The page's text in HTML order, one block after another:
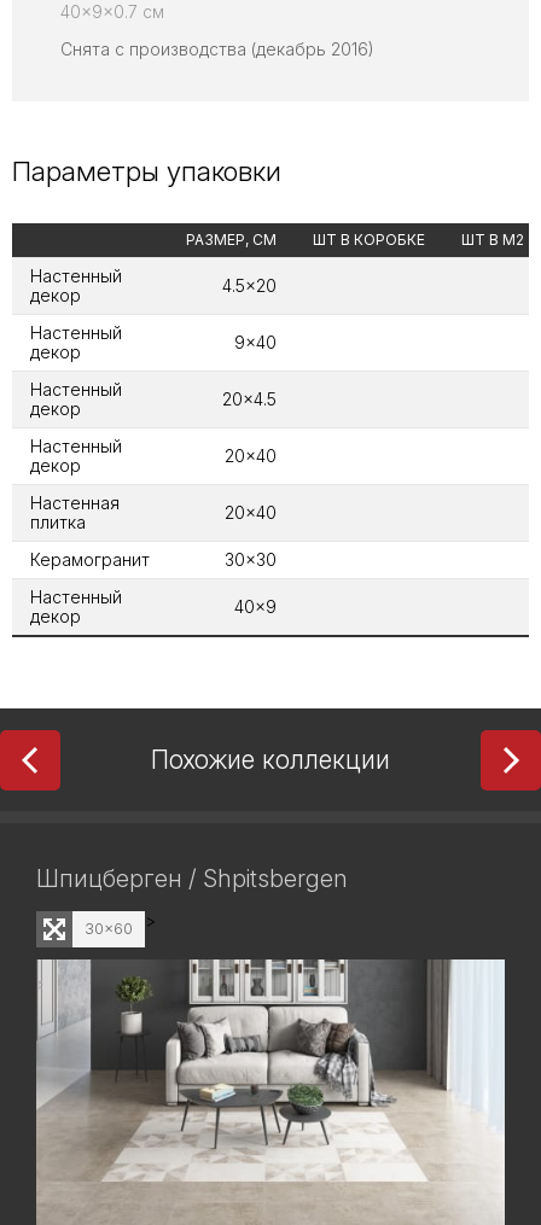
40x9x0.7 см
Снята с производства (декабрь 2016)
Параметры упаковки
РАЗМЕР, СМ ШТ В КОРОБКЕ ШТ В М2
Настенный
декор
4.5x20
Настенный
декор
9x40
Настенный
декор
20x4.5
Настенный
декор
20x40
Настенная
плитка
20x40
Керамогранит
30x30
Настенный
декор
40x9
Похожие коллекции
Шпицберген / Shpitsbergen
>
30x60